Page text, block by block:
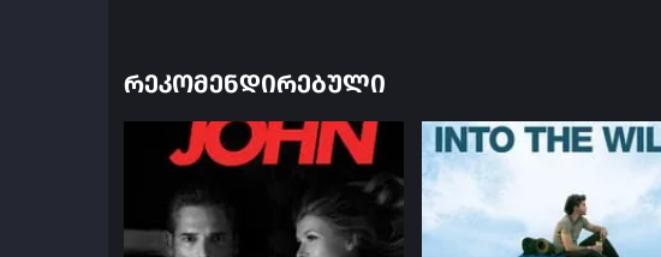
ᲠᲔᲙᲝᲛᲔᲜᲓᲘᲠᲔᲑᲣᲚᲘ